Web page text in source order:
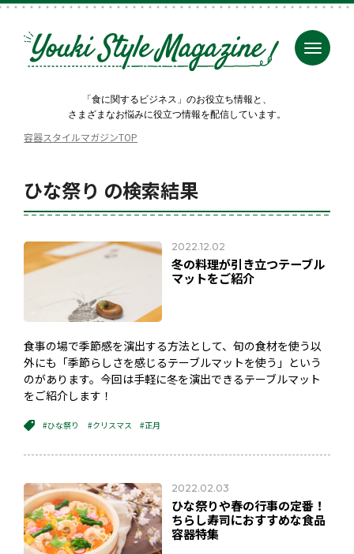
「食に関するビジネス」のお役立ち情報と、
さまざまなお悩みに役立つ情報を配信しています。
容器スタイルマガジンTOP
ひな祭り の検索結果
2022.12.02
冬の料理が引き立つテーブル
マットをご紹介
食事の場で季節感を演出する方法として、旬の食材を使う以
外にも「季節らしさを感じるテーブルマットを使う」という
のがあります。今回は手軽に冬を演出できるテーブルマット
をご紹介します！
#ひな祭り #クリスマス #正月
2022.02.03
ひな祭りや春の行事の定番！
ちらし寿司におすすめな食品
容器特集